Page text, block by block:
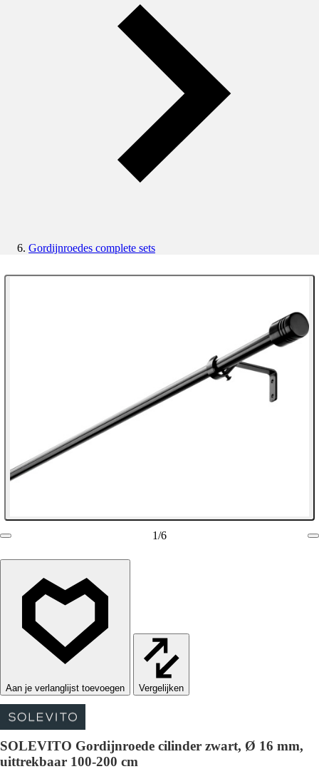
Gordijnroedes complete sets
1/6
Vergelijken
SOLEVITO Gordijnroede cilinder zwart, Ø 16 mm,
uittrekbaar 100-200 cm